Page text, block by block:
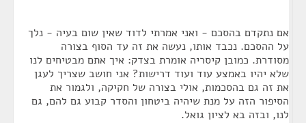
אם נתקדם בהסכם - ואני אמרתי לדוד שאין שום בעיה - נלך
על ההסכם. נכבד אותו, נעשה את זה עד הסוף בצורה
מסודרת. כמובן קיסריה אומרת בצדק: איך אתם מבטיחים לנו
שלא יהיו באמצע עוד ועוד דרישות? אני חושב שצריך לעגן
את זה גם בהסכמות, אולי בצורה של חקיקה, ולגמור את
הסיפור הזה על מנת שיהיה ביטחון והסדר קבוע גם להם, גם
לנו, ובזה בא לציון גואל.